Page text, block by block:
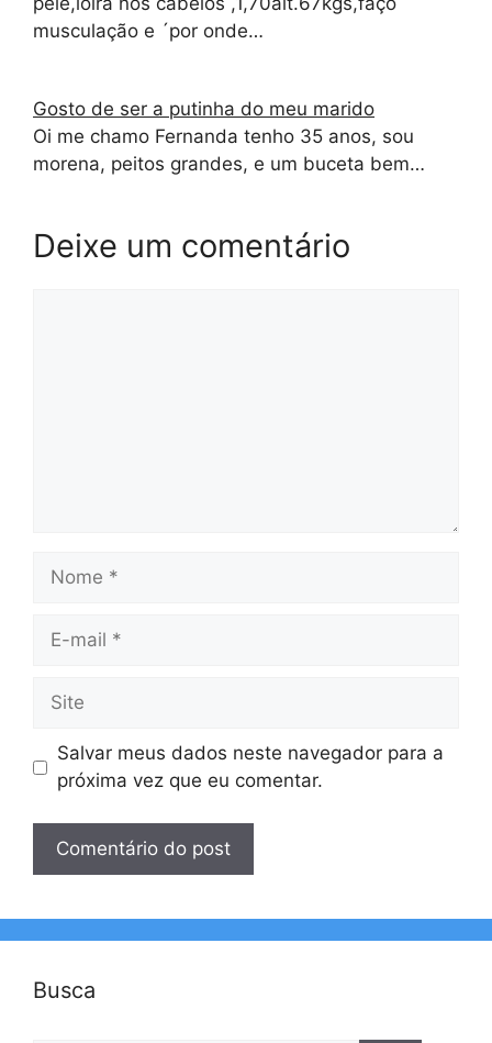
musculação e ´por onde…
Gosto de ser a putinha do meu marido
Oi me chamo Fernanda tenho 35 anos, sou
morena, peitos grandes, e um buceta bem…
Deixe um comentário
Nome
Site
Salvar meus dados neste navegador para a
próxima vez que eu comentar.
Busca